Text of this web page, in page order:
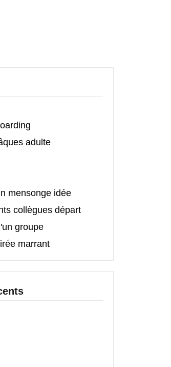
adulte
mensonge idée
collègues départ
groupe
marrant